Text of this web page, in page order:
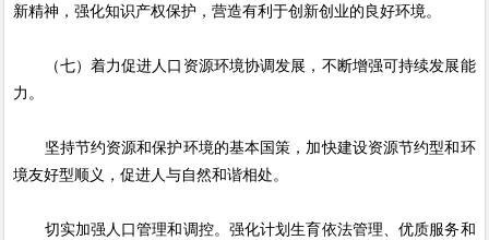
新精神，强化知识产权保护，营造有利于创新创业的良好环境。
（七）着力促进人口资源环境协调发展，不断增强可持续发展能
力。
坚持节约资源和保护环境的基本国策，加快建设资源节约型和环
境友好型顺义，促进人与自然和谐相处。
切实加强人口管理和调控。强化计划生育依法管理、优质服务和